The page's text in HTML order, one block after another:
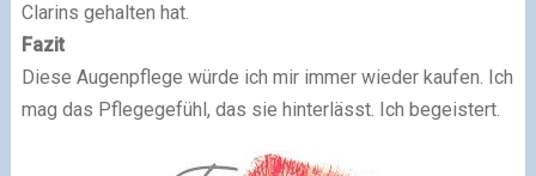
Clarins gehalten hat.
Fazit
Diese Augenpflege würde ich mir immer wieder kaufen. Ich
mag das Pflegegefühl, das sie hinterlässt. Ich begeistert.